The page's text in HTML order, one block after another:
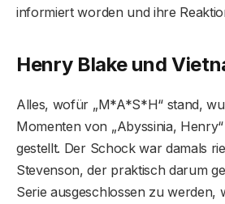
informiert worden und ihre
Henry Blake und
Alles, wofür „M*A*S*H“ stand,
Momenten von „Abyssinia,
gestellt. Der Schock war damals
Stevenson, der praktisch darum
Serie ausgeschlossen zu werden,